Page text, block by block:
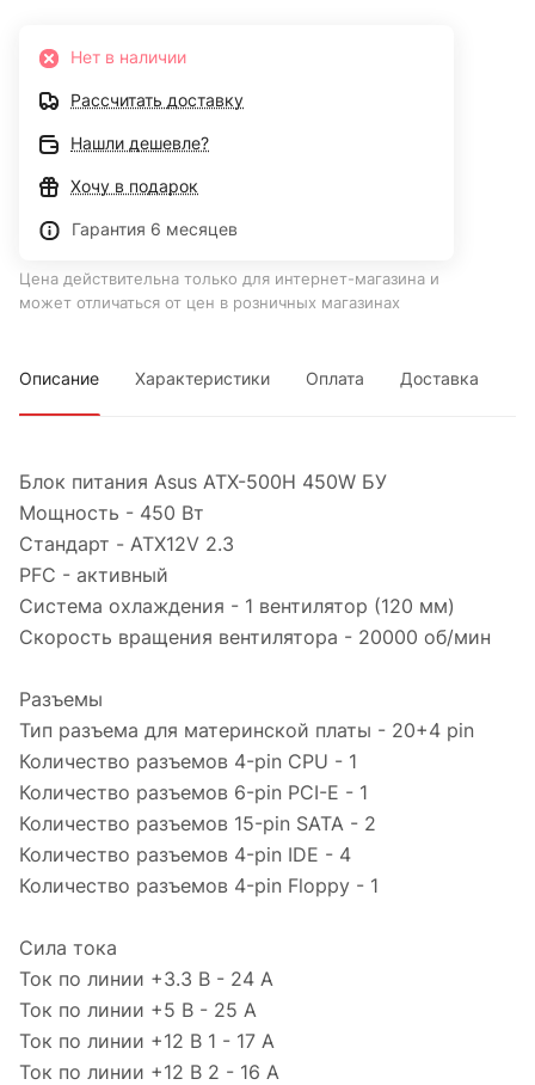
Нет в наличии
Рассчитать доставку
Нашли дешевле?
Хочу в подарок
Гарантия 6 месяцев
Цена действительна только для интернет-магазина и
может отличаться от цен в розничных магазинах
Описание Характеристики Оплата Доставка
Блок питания Asus ATX-500H 450W БУ
Мощность - 450 Вт
Стандарт - ATX12V 2.3
PFC - активный
Система охлаждения - 1 вентилятор (120 мм)
Скорость вращения вентилятора - 20000 об/мин
Разъемы
Тип разъема для материнской платы - 20+4 pin
Количество разъемов 4-pin CPU - 1
Количество разъемов 6-pin PCI-E - 1
Количество разъемов 15-pin SATA - 2
Количество разъемов 4-pin IDE - 4
Количество разъемов 4-pin Floppy - 1
Сила тока
Ток по линии +3.3 В - 24 A
Ток по линии +5 В - 25 A
Ток по линии +12 В 1 - 17 A
Ток по линии +12 В 2 - 16 A